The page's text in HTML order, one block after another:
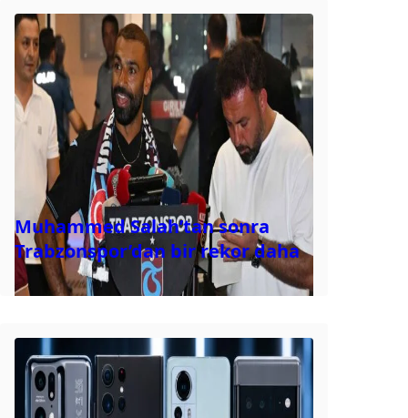
Muhammed Salah’tan sonra
Trabzonspor’dan bir rekor daha